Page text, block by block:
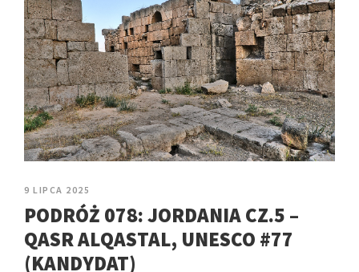
9 LIPCA 2025
PODRÓŻ 078: JORDANIA CZ.5 –
QASR ALQASTAL, UNESCO #77
(KANDYDAT)